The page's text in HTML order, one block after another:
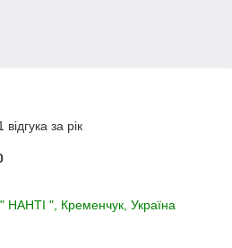
за рік
НАНТІ ", Кременчук, Україна